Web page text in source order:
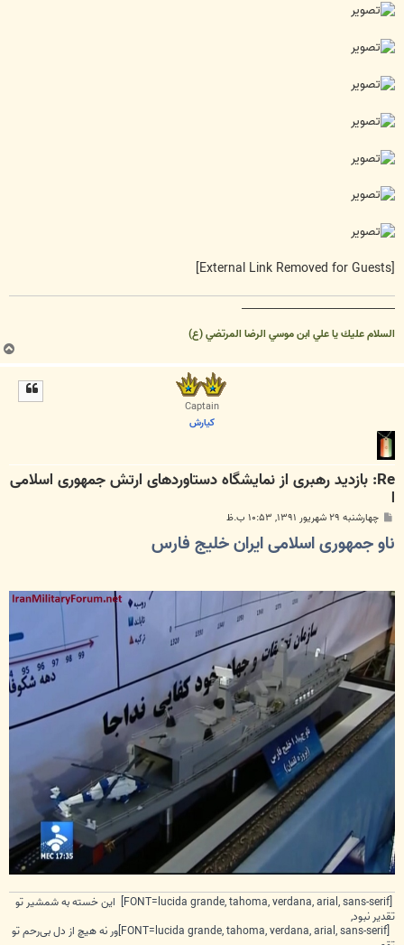
[External Link Removed for Guests]
__________________________________
السلام عليك يا علي ابن موسي الرضا المرتضي (ع)
Captain
كيارش
Re: بازدید رهبری از نمایشگاه دستاوردهای ارتش جمهوری اسلامی
ا
س
ت
چهارشنبه ۲۹ شهریور ۱۳۹۱, ۱۰:۵۳ ب.ظ
ناو جمهوری اسلامی ایران خلیج فارس
[FONT=lucida grande, tahoma, verdana, arial, sans-serif] این خسته به شمشیر تو
تقدیر نبود,
[FONT=lucida grande, tahoma, verdana, arial, sans-serif]ور نه هیچ از دل بی‌رحم تو